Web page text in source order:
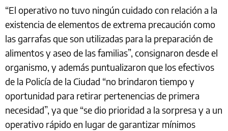
“El operativo no tuvo ningún cuidado con relación a la
existencia de elementos de extrema precaución como
las garrafas que son utilizadas para la preparación de
alimentos y aseo de las familias”, consignaron desde el
organismo, y además puntualizaron que los efectivos
de la Policía de la Ciudad “no brindaron tiempo y
oportunidad para retirar pertenencias de primera
necesidad”, ya que “se dio prioridad a la sorpresa y a un
operativo rápido en lugar de garantizar mínimos